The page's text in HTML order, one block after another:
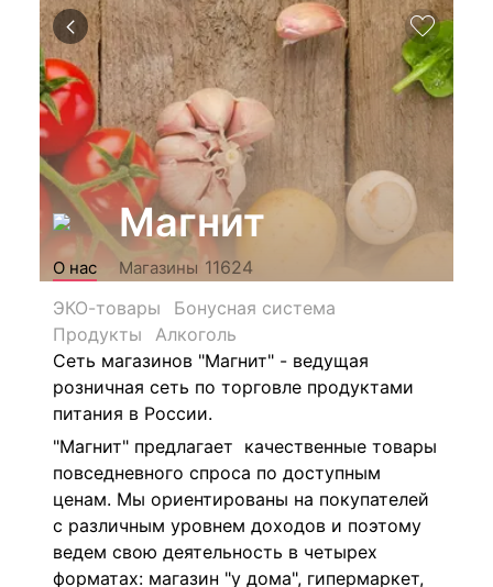
Магнит
О нас Магазины 11624
ЭКО-товары
Бонусная система
Продукты
Алкоголь
Сеть магазинов "Магнит" - ведущая
розничная сеть по торговле продуктами
питания в России.
"Магнит" предлагает качественные товары
повседневного спроса по доступным
ценам. Мы ориентированы на покупателей
с различным уровнем доходов и поэтому
ведем свою деятельность в четырех
форматах: магазин "у дома", гипермаркет,